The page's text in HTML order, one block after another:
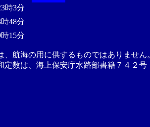
時3分
48分
15分
、航海の用に供するものではありませ
定数は、海上保安庁水路部書籍７４２